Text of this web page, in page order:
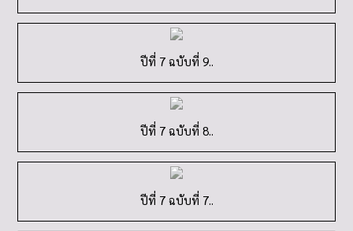
ปีที่ 7 ฉบับที่ 9..
ปีที่ 7 ฉบับที่ 8..
ปีที่ 7 ฉบับที่ 7..